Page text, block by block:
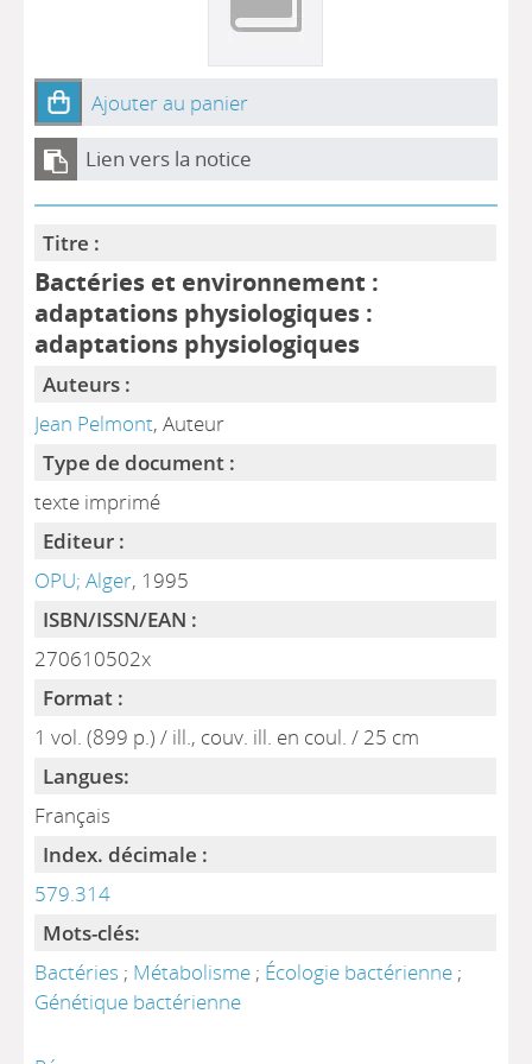
Ajouter au panier
Lien vers la notice
Titre :
Bactéries et environnement :
adaptations physiologiques :
adaptations physiologiques
Auteurs :
Jean Pelmont, Auteur
Type de document :
texte imprimé
Editeur :
OPU; Alger, 1995
ISBN/ISSN/EAN :
270610502x
Format :
1 vol. (899 p.) / ill., couv. ill. en coul. / 25 cm
Langues:
Français
Index. décimale :
579.314
Mots-clés:
Bactéries ; Métabolisme ; Écologie bactérienne ;
Génétique bactérienne